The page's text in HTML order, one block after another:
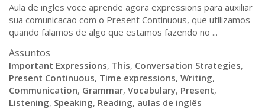
Aula de ingles voce aprende agora expressions para auxiliar
sua comunicacao com o Present Continuous, que utilizamos
quando falamos de algo que estamos fazendo no ...
Assuntos
Important Expressions, This, Conversation Strategies,
Present Continuous, Time expressions, Writing,
Communication, Grammar, Vocabulary, Present,
Listening, Speaking, Reading, aulas de inglês